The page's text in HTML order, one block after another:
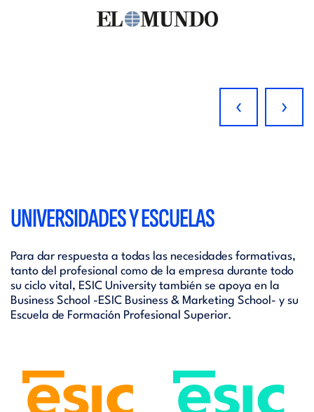
‹ ›
UNIVERSIDADES Y ESCUELAS
Para dar respuesta a todas las necesidades formativas,
tanto del profesional como de la empresa durante todo
su ciclo vital, ESIC University también se apoya en la
Business School -ESIC Business & Marketing School- y su
Escuela de Formación Profesional Superior.